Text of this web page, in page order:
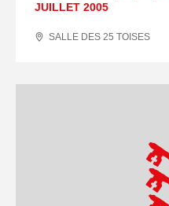
JUILLET 2005
SALLE DES 25 TOISES